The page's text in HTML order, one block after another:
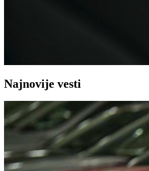
Najnovije vesti